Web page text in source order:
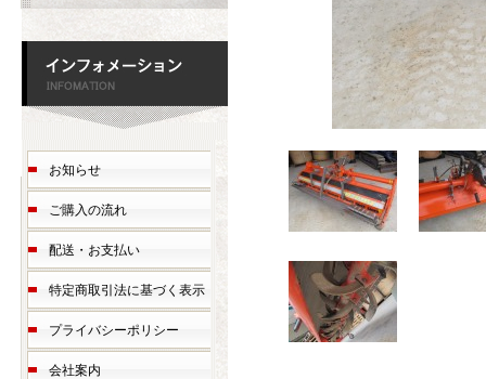
お知らせ
ご購入の流れ
配送・お支払い
特定商取引法に基づく表示
プライバシーポリシー
会社案内